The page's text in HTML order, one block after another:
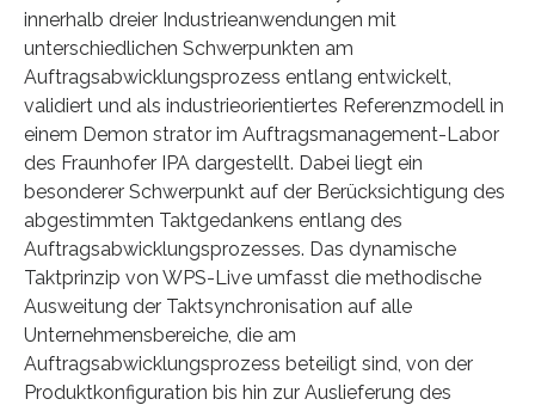
innerhalb dreier Industrieanwendungen mit
unterschiedlichen Schwerpunkten am
Auftragsabwicklungsprozess entlang entwickelt,
validiert und als industrieorientiertes Referenzmodell in
einem Demon strator im Auftragsmanagement-Labor
des Fraunhofer IPA dargestellt. Dabei liegt ein
besonderer Schwerpunkt auf der Berücksichtigung des
abgestimmten Taktgedankens entlang des
Auftragsabwicklungsprozesses. Das dynamische
Taktprinzip von WPS-Live umfasst die methodische
Ausweitung der Taktsynchronisation auf alle
Unternehmensbereiche, die am
Auftragsabwicklungsprozess beteiligt sind, von der
Produktkonfiguration bis hin zur Auslieferung des